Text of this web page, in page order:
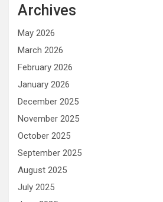
Archives
May 2026
March 2026
February 2026
January 2026
December 2025
November 2025
October 2025
September 2025
August 2025
July 2025